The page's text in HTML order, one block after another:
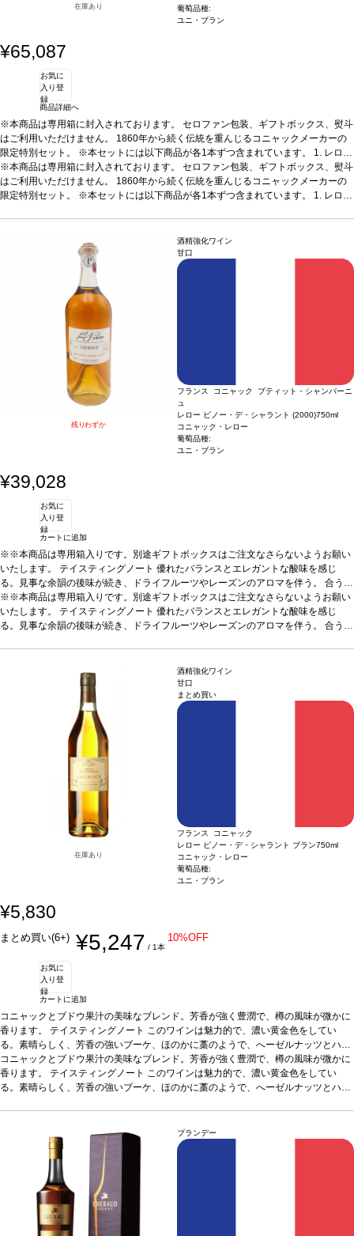
在庫あり
葡萄品種:
ユニ・ブラン
¥65,087
お気に
入り登
録
商品詳細へ
※本商品は専用箱に封入されております。 セロファン包装、ギフトボックス、熨斗
はご利用いただけません。 1860年から続く伝統を重んじるコニャックメーカーの
限定特別セット。 ※本セットには以下商品が各1本ずつ含まれています。 1. レロー
コニャック VSOP200ml / コニャック / 辛口2. レロー コニャック キュヴェ20 200
ml / コニャック / 辛口3. レロー コニャック キュヴェ プティ・シャンパーニュ (199
3)200ml / コニャック / 辛口4. レロー ピノー・デ・シャラント 15年200ml / 酒精強
※本商品は専用箱に封入されております。 セロファン包装、ギフトボックス、熨斗
はご利用いただけません。 1860年から続く伝統を重んじるコニャックメーカーの
限定特別セット。 ※本セットには以下商品が各1本ずつ含まれています。 1. レロー
4. レロー ピノー・デ・シャラント 15年
をバラして別梱包 ・商品を別配送先へ送る ・セット内の一部商品を外す ・商品の
ギフト梱包（無料ラッピング含む）
残りわずか
酒精強化ワイン
甘口
フランス コニャック プティット・シャンパーニ
ュ
レロー ピノー・デ・シャラント (2000)750ml
コニャック・レロー
葡萄品種:
ユニ・ブラン
¥39,028
お気に
入り登
録
カートに追加
※※本商品は専用箱入りです。別途ギフトボックスはご注文なさらないようお願い
いたします。 テイスティングノート 優れたバランスとエレガントな酸味を感じ
る。見事な余韻の後味が続き、ドライフルーツやレーズンのアロマを伴う。 合う料
理アペリティフとして、またブルーチーズ、牡蠣、チョコレートケーキなどと合う
葡萄品種 100％ ユニ・ブラン
※※本商品は専用箱入りです。別途ギフトボックスはご注文なさらないようお願い
いたします。 テイスティングノート 優れたバランスとエレガントな酸味を感じ
る。見事な余韻の後味が続き、ドライフルーツやレーズンのアロマを伴う。 合う料
在庫あり
酒精強化ワイン
甘口
まとめ買い
フランス コニャック
レロー ピノー・デ・シャラント ブラン750ml
コニャック・レロー
葡萄品種:
ユニ・ブラン
¥5,830
まとめ買い(6+) ¥5,247 / 1本
10%OFF
お気に
入り登
録
カートに追加
コニャックとブドウ果汁の美味なブレンド。芳香が強く豊潤で、樽の風味が微かに
香ります。 テイスティングノート このワインは魅力的で、濃い黄金色をしてい
る。素晴らしく、芳香の強いブーケ、ほのかに藁のようで、へーゼルナッツとハニ
ーが少々ある。こくがあり、まろやかでスムーズ、ハニー、葡萄のような口蓋を満
たす風味がある。魅力的で柔らかく、フルーティーな後味があり、全てのアロマが
余韻に残る。 合う料理食前酒として、あるいはフォアグラやメロン、デザートと
コニャックとブドウ果汁の美味なブレンド。芳香が強く豊潤で、樽の風味が微かに
香ります。 テイスティングノート このワインは魅力的で、濃い黄金色をしてい
る。素晴らしく、芳香の強いブーケ、ほのかに藁のようで、へーゼルナッツとハニ
食前酒として、あるいはフォアグラやメロン、デザートと
葡萄品種 ユニ・ブラン100％
ブランデー